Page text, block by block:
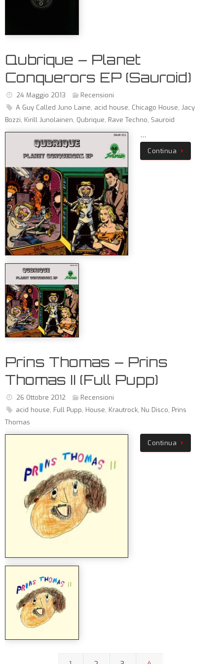
Qubrique – Planet
Conquerors EP (Sauroid)
24 Maggio 2013
Recensioni
A Guy Called Juno Laine, acid house, Chicago House, Jacy
Bozzi, Kirill Junolainen, Qubrique, Rave Techno, Sauroid
…
Continua
Prins Thomas – Prins
Thomas II (Full Pupp)
26 Ottobre 2012
Recensioni
acid house, Full Pupp, House, Krautrock, Nu Disco, Prins
Thomas
Continua